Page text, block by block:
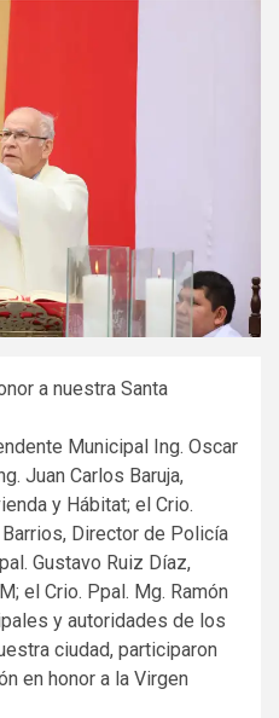
a nuestra Santa
Municipal Ing. Oscar
Juan Carlos Baruja,
y Hábitat; el Crio.
Director de Policía
Gustavo Ruiz Díaz,
el Crio. Ppal. Mg. Ramón
y autoridades de los
ciudad, participaron
en honor a la Virgen